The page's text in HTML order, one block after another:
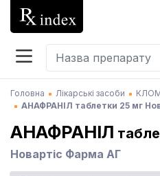
Головна Лікарські засоби
АНАФРАНІЛ таблетки 25 мг
АНАФРАНІЛ
Новартіс Фарма АГ